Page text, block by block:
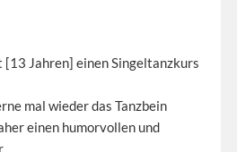
[13 Jahren] einen Singeltanzkurs
mal wieder das Tanzbein
einen humorvollen und